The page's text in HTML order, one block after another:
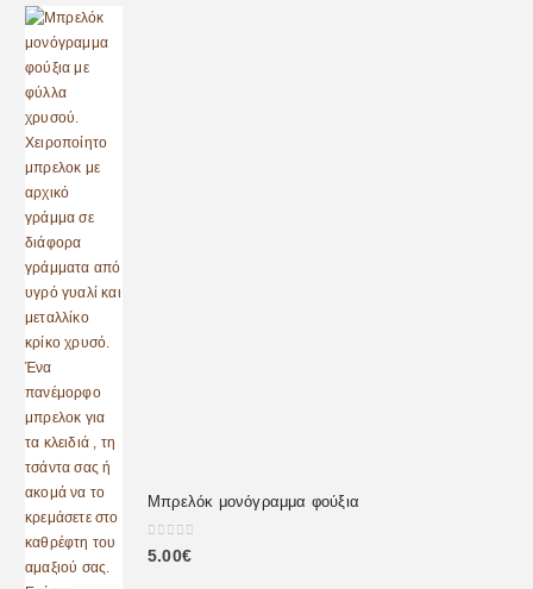
Μπρελόκ μονόγραμμα φούξια
0 out of 5
5.00€